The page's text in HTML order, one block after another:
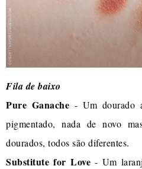
Fila de baixo
Pure Ganache - Um dourado
pigmentado, nada de novo
dourados, todos são diferentes.
Substitute for Love - Um